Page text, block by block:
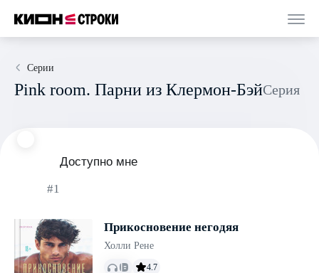
Серии
Pink room. Парни из Клермон-Бэй Серия
Доступно мне
#1
Прикосновение негодяя
Холли Рене
4.7